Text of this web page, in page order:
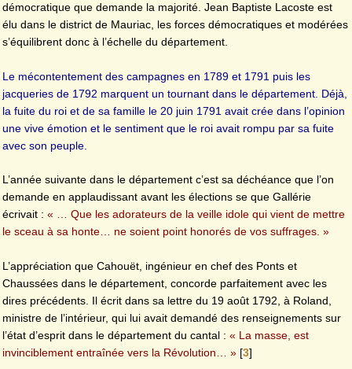
démocratique que demande la majorité. Jean Baptiste Lacoste est
élu dans le district de Mauriac, les forces démocratiques et modérées
s’équilibrent donc à l’échelle du département.
Le mécontentement des campagnes en 1789 et 1791 puis les
jacqueries de 1792 marquent un tournant dans le département. Déjà,
la fuite du roi et de sa famille le 20 juin 1791 avait crée dans l’opinion
une vive émotion et le sentiment que le roi avait rompu par sa fuite
avec son peuple.
L’année suivante dans le département c’est sa déchéance que l’on
demande en applaudissant avant les élections se que Gallérie
écrivait : « … Que les adorateurs de la veille idole qui vient de mettre
le sceau à sa honte… ne soient point honorés de vos suffrages. »
L’appréciation que Cahouët, ingénieur en chef des Ponts et
Chaussées dans le département, concorde parfaitement avec les
dires précédents. Il écrit dans sa lettre du 19 août 1792, à Roland,
ministre de l’intérieur, qui lui avait demandé des renseignements sur
l’état d’esprit dans le département du cantal : « La masse, est
invinciblement entraînée vers la Révolution… » [3]